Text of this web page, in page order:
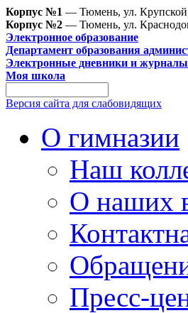
Корпус №1 — Тюмень, ул.
Корпус №2 — Тюмень, ул.
Электронное образование
Департамент образования
Электронные дневники и журналы
Моя школа
Версия сайта для слабовидящих
О гимназии
Наш
О наших
Пресс-